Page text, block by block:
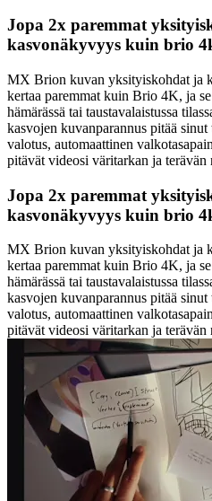
Jopa 2x paremmat
kasvonäkyvyys kuin brio
MX Brion kuvan yksityiskohdat ja
kertaa paremmat kuin Brio 4K, ja
hämärässä tai taustavalaistussa
kasvojen kuvanparannus pitää
valotus, automaattinen
pitävät videosi väritarkan ja terävän
Jopa 2x paremmat
kasvonäkyvyys kuin brio
MX Brion kuvan yksityiskohdat ja
kertaa paremmat kuin Brio 4K, ja
hämärässä tai taustavalaistussa
kasvojen kuvanparannus pitää
valotus, automaattinen
pitävät videosi väritarkan ja terävän